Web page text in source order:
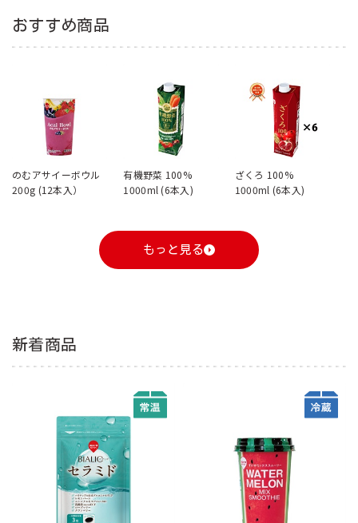
おすすめ商品
のむアサイーボウル
200g (12本入）
有機野菜 100%
1000ml (6本入)
ざくろ 100%
1000ml (6本入)
もっと見る
新着商品